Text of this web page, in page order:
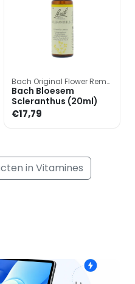
Bach Original Flower Remedies
Bach Bloesem
Scleranthus (20ml)
€17,79
in Vitamines